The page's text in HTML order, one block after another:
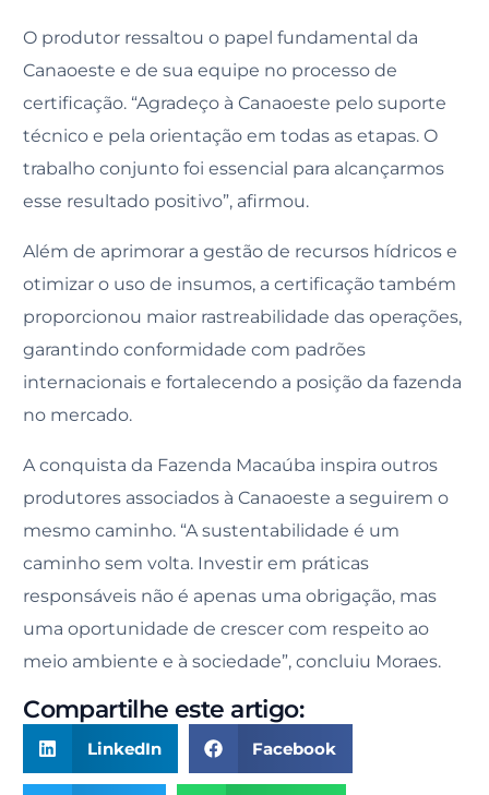
O produtor ressaltou o papel fundamental da
Canaoeste e de sua equipe no processo de
certificação. “Agradeço à Canaoeste pelo suporte
técnico e pela orientação em todas as etapas. O
trabalho conjunto foi essencial para alcançarmos
esse resultado positivo”, afirmou.
Além de aprimorar a gestão de recursos hídricos e
otimizar o uso de insumos, a certificação também
proporcionou maior rastreabilidade das operações,
garantindo conformidade com padrões
internacionais e fortalecendo a posição da fazenda
no mercado.
A conquista da Fazenda Macaúba inspira outros
produtores associados à Canaoeste a seguirem o
mesmo caminho. “A sustentabilidade é um
caminho sem volta. Investir em práticas
responsáveis não é apenas uma obrigação, mas
uma oportunidade de crescer com respeito ao
meio ambiente e à sociedade”, concluiu Moraes.
Compartilhe este artigo:
LinkedIn Facebook